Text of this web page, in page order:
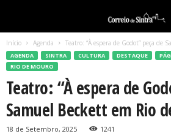
Início Agenda Teatro: “À espera de Godot” peça de
AGENDA SINTRA CULTURA DESTAQUE
RIO DE MOURO
Teatro: “À espera de
Samuel Beckett em Rio
18 de Setembro, 2025 1241